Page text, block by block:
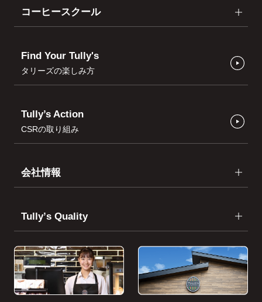
コーヒースクール
Find Your Tully's
タリーズの楽しみ方
Tully’s Action
CSRの取り組み
会社情報
Tullyʼs Quality